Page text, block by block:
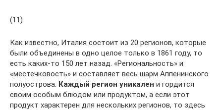
(11)
Как известно, Италия состоит из 20 регионов, которые
были объединены в одно целое только в 1861 году, то
есть каких-то 150 лет назад. «Региональность» и
«местечковость» и составляет весь шарм Аппенинского
полуострова. Каждый регион уникален и гордится
своим особым блюдом или продуктом, а если этот
продукт характерен для нескольких регионов, то здесь